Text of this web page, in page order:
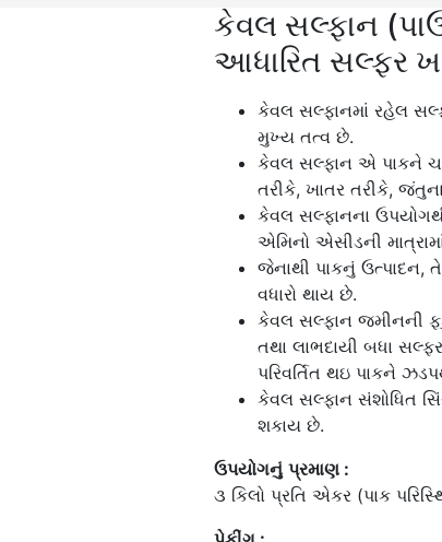
કેવલ સલ્ફાન
આધારિત સલ્ફર
કેવલ સલ્ફાનમાં રહેલ
મુખ્ય તત્વ છે.
કેવલ સલ્ફાન એ પાકને
તરીકે, ખાતર તરીકે,
કેવલ સલ્ફાનના
એમિનો એસીડની
જેનાથી પાકનું ઉત્પાદન,
વધારો થાય છે.
કેવલ સલ્ફાન જમીનની
તથા લાભદાયી બધા
પરિવર્તિત થઇ પાકને
કેવલ સલ્ફાન સંશોધિત
શકાય છે.
ઉપયોગનું પ્રમાણ :
૩ કિલો પ્રતિ એકર (પાક